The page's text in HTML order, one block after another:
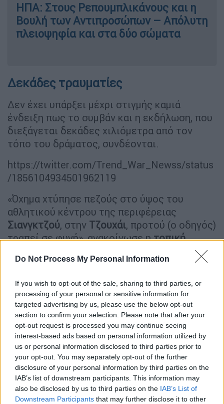
Do Not Process My Personal Information
If you wish to opt-out of the sale, sharing to third parties, or
processing of your personal or sensitive information for
targeted advertising by us, please use the below opt-out
section to confirm your selection. Please note that after your
opt-out request is processed you may continue seeing
interest-based ads based on personal information utilized by
us or personal information disclosed to third parties prior to
your opt-out. You may separately opt-out of the further
disclosure of your personal information by third parties on the
IAB’s list of downstream participants. This information may
also be disclosed by us to third parties on the IAB’s List of
Downstream Participants that may further disclose it to other
ΗΠΑ: Στους Ρεπουμπλικάνους και η
Βουλή των Αντιπροσώπων – Απόλυτη
πλειοψηφία και στα δύο σώματα
Δεκάδες τραυματίες
Δεν έχει υπάρξει μέχρι στιγμής καμιά
ένδειξη πως το συμβάν και η εκδήλωση, που
διεξάγεται δεκάδες χιλιόμετρα από τον
τόπο του δράματος, συνδέονται.
https://twitter.com/Trend_War_Newss/status
/1856104934501962119
«Όχημα χτύπησε πεζούς στο ύψος του
αθλητικού κέντρου της περιφέρειας
Σιανγκτζού, στην Τζουχάι, προτού (ο οδηγός)
τραπεί σε φυγή», ανακοίνωσε ητοπική
«έστειλε μέλη της στον τόπο του
συμβάντος, για να χειριστούν την υπόθεση
και για να βοηθήσουν στη διακομιδή
τραυματιών σενοσοκομεία», σύμφωνα με
την ανακοίνωση.
Δεν διευκρίνισε αν κάποιο από τα θύματα
απεβίωσε, πόσοι ακριβώς είναι οι
τραυματίες, ούτε εάν επρόκειτο για
εσκεμμένη ενέργεια —επίθεση— ή όχι.